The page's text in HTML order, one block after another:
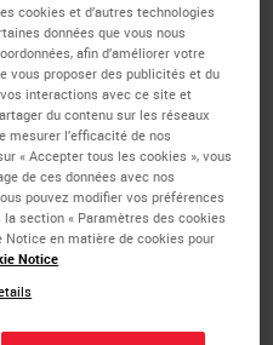
sur une hybridation
spécifiquement
le génome humain.
répétées entraîne une
et rend obsolète le
cookies et d’autres technologies
données que vous nous
afin d’améliorer votre
vous proposer des publicités et du
interactions avec ce site et
du contenu sur les réseaux
mesurer l’efficacité de nos
« Accepter tous les cookies », vous
de ces données avec nos
pouvez modifier vos préférences
section « Paramètres des cookies
Notice en matière de cookies pour
Notice